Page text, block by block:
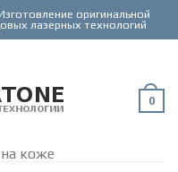
оригинальной
0
коже